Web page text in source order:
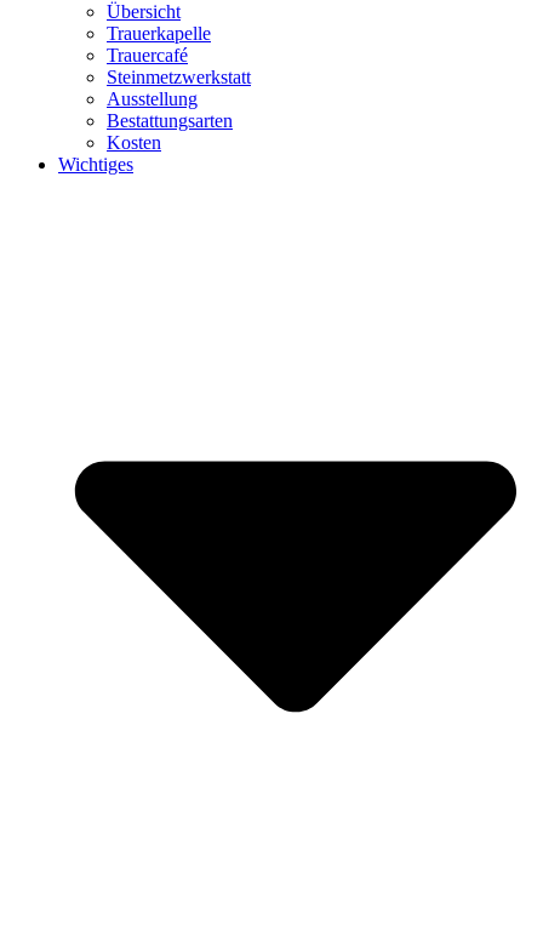
Übersicht
Trauerkapelle
Trauercafé
Steinmetzwerkstatt
Ausstellung
Bestattungsarten
Kosten
Wichtiges